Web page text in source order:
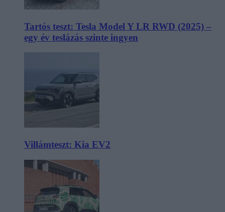
Tartós teszt: Tesla Model Y LR RWD (2025) –
egy év teslázás szinte ingyen
Villámteszt: Kia EV2